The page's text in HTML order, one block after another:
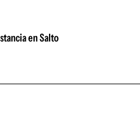
en Salto